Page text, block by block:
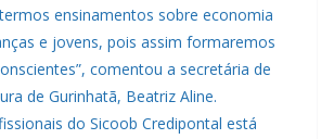
ensinamentos sobre economia
e jovens, pois assim formaremos
comentou a secretária de
de Gurinhatã, Beatriz Aline.
do Sicoob Credipontal está